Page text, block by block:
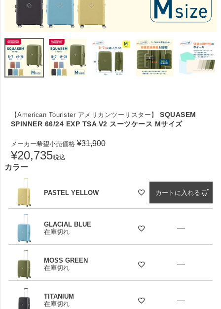
【American Tourister アメリカンツーリスター】
SQUASEM
SPINNER 66/24 EXP TSA V2 スーツケース Mサイズ
メーカー希望小売価格 ¥31,900
¥20,735税込
カラー
PASTEL YELLOW カートに入れる
GLACIAL BLUE
在庫切れ
—
MOSS GREEN
在庫切れ
—
TITANIUM
在庫切れ
—